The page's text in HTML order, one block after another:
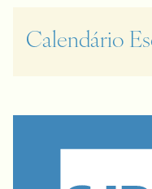
Calendário